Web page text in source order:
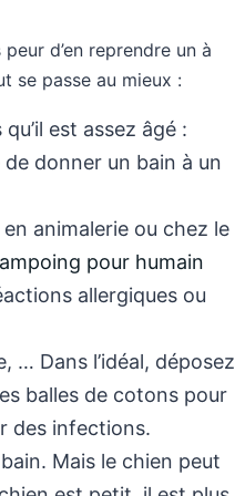
d’en reprendre un à
se passe au mieux :
est assez âgé :
donner un bain à un
animalerie ou chez le
pour humain
allergiques ou
… Dans l’idéal, déposez
balles de cotons pour
des infections.
Mais le chien peut